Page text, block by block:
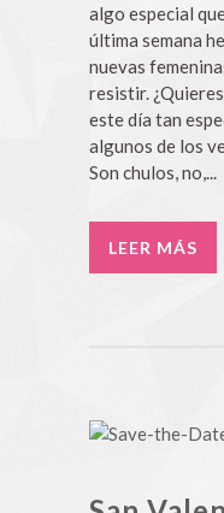
algo especial
última semana
nuevas
resistir.
este día tan
algunos de los
Son chulos, no,...
LEER MÁS